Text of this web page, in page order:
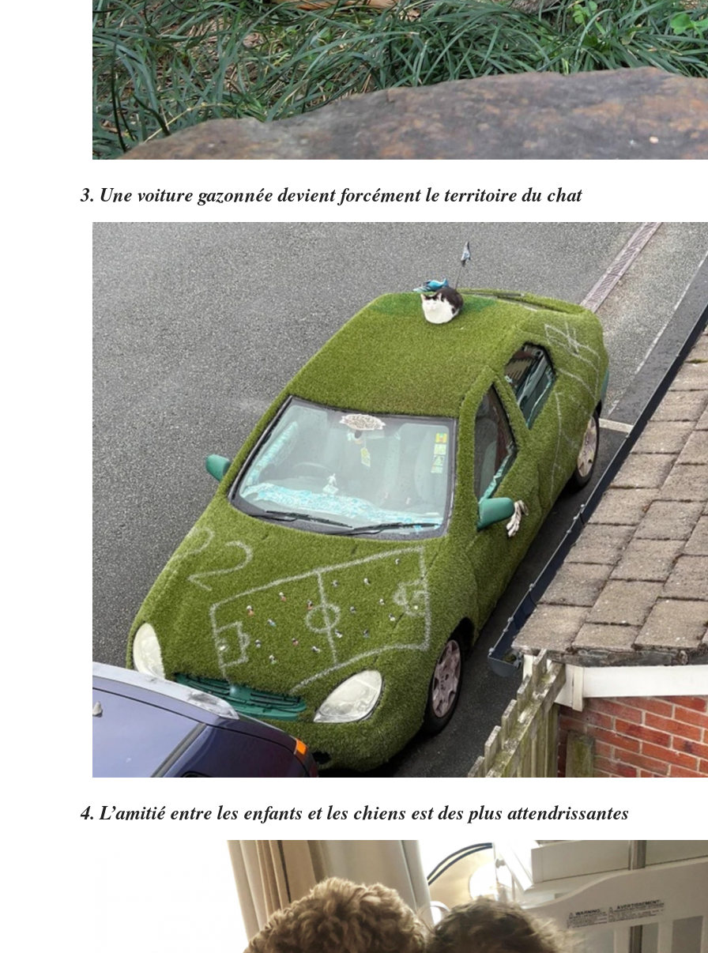
3. Une voiture gazonnée devient forcément le territoire du chat